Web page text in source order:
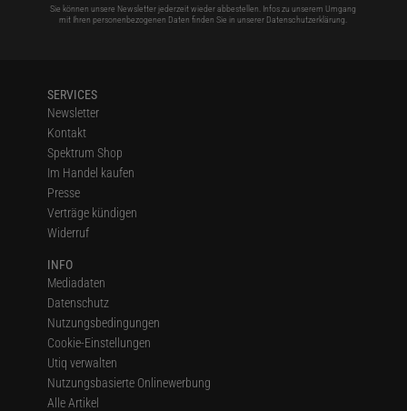
Sie können unsere Newsletter jederzeit wieder abbestellen. Infos zu unserem Umgang
mit Ihren personenbezogenen Daten finden Sie in unserer Datenschutzerklärung
SERVICES
Newsletter
Kontakt
Spektrum Shop
Im Handel kaufen
Presse
Verträge kündigen
Widerruf
INFO
Mediadaten
Datenschutz
Nutzungsbedingungen
Cookie-Einstellungen
Utiq verwalten
Nutzungsbasierte Onlinewerbung
Alle Artikel